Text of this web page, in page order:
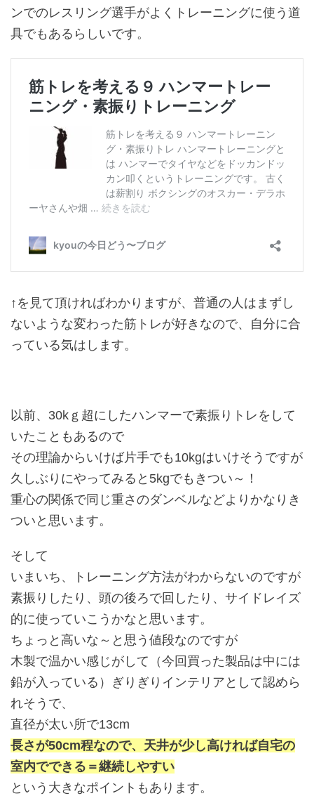
ンでのレスリング選手がよくトレーニングに使う道
具でもあるらしいです。
↑を見て頂ければわかりますが、普通の人はまずし
ないような変わった筋トレが好きなので、自分に合
っている気はします。
以前、30kｇ超にしたハンマーで素振りトレをして
いたこともあるので
その理論からいけば片手でも10kgはいけそうですが
久しぶりにやってみると5kgでもきつい～！
重心の関係で同じ重さのダンベルなどよりかなりき
ついと思います。
そして
いまいち、トレーニング方法がわからないのですが
素振りしたり、頭の後ろで回したり、サイドレイズ
的に使っていこうかなと思います。
ちょっと高いな～と思う値段なのですが
木製で温かい感じがして（今回買った製品は中には
鉛が入っている）ぎりぎりインテリアとして認めら
れそうで、
直径が太い所で13cm
長さが50cm程なので、天井が少し高ければ自宅の
室内でできる＝継続しやすい
という大きなポイントもあります。